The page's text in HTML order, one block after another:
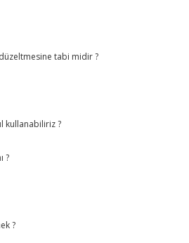
tabi midir ?
kullanabiliriz ?
?
?